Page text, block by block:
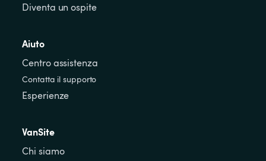
Diventa un ospite
Aiuto
Centro assistenza
Contatta il supporto
Esperienze
VanSite
Chi siamo